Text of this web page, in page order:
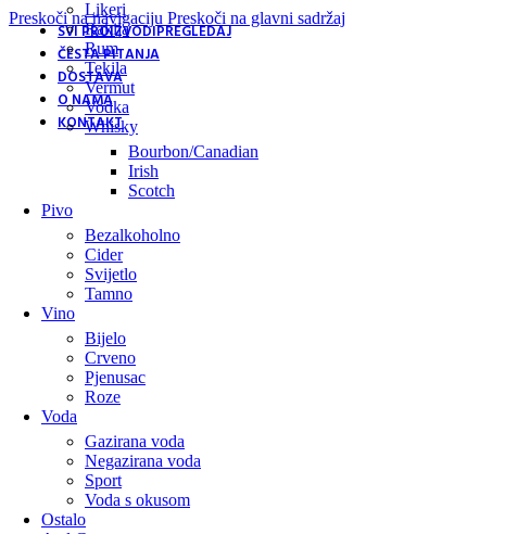
Preskoči na navigaciju Preskoči na glavni sadržaj
SVI PROIZVODIPREGLEDAJ
ČESTA PITANJA
DOSTAVA
O NAMA
KONTAKT
Likeri
Rakija
Rum
Tekila
Vermut
Vodka
Whisky
Bourbon/Canadian
Irish
Scotch
Pivo
Bezalkoholno
Cider
Svijetlo
Tamno
Vino
Bijelo
Crveno
Pjenusac
Roze
Voda
Gazirana voda
Negazirana voda
Sport
Voda s okusom
Ostalo